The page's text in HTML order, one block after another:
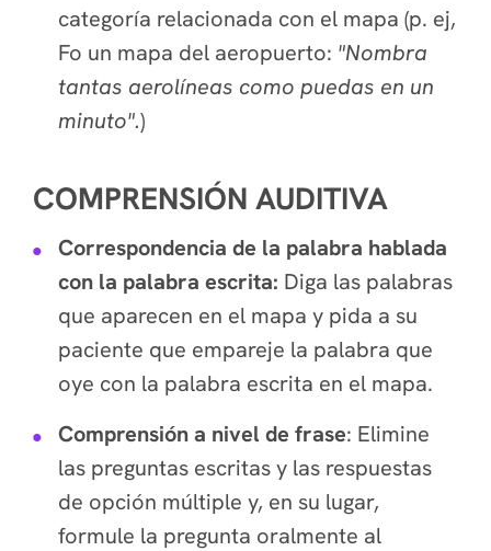
categoría relacionada con el mapa (p. ej,
Fo un mapa del aeropuerto: "Nombra
tantas aerolíneas como puedas en un
minuto".)
COMPRENSIÓN AUDITIVA
Correspondencia de la palabra hablada
con la palabra escrita: Diga las palabras
que aparecen en el mapa y pida a su
paciente que empareje la palabra que
oye con la palabra escrita en el mapa.
Comprensión a nivel de frase: Elimine
las preguntas escritas y las respuestas
de opción múltiple y, en su lugar,
formule la pregunta oralmente al